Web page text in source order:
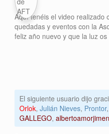
Aquí tenéis el video realizado
quedadas y eventos con la
feliz año nuevo y que la luz
El siguiente usuario dijo
Orlok, Julián Nieves, Prontor,
GALLEGO,